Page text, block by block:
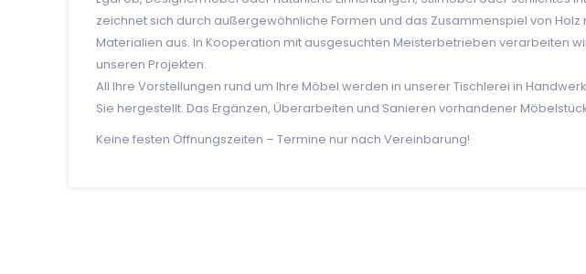
zeichnet sich durch außergewöhnliche Formen und das Zusammenspiel von Holz
Materialien aus. In Kooperation mit ausgesuchten Meisterbetrieben verarbeiten
unseren Projekten.
All Ihre Vorstellungen rund um Ihre Möbel werden in unserer Tischlerei in
Sie hergestellt. Das Ergänzen, Überarbeiten und Sanieren vorhandener
Keine festen Öffnungszeiten – Termine nur nach Vereinbarung!